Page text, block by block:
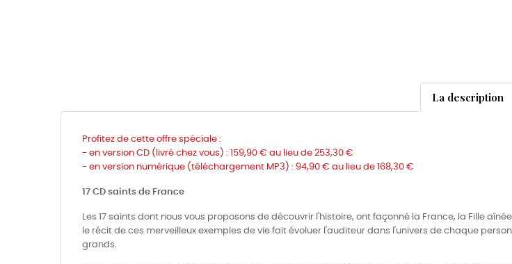
La description
Profitez de cette offre spéciale :
- en version CD (livré chez vous) : 159,90 € au lieu de 253,30 €
- en version numérique (téléchargement MP3) : 94,90 € au lieu de 168,30 €
17 CD saints de France
Les 17 saints dont nous vous proposons de découvrir l'histoire, ont façonné la France, la Fille
le récit de ces merveilleux exemples de vie fait évoluer l'auditeur dans l'univers de chaque
grands.